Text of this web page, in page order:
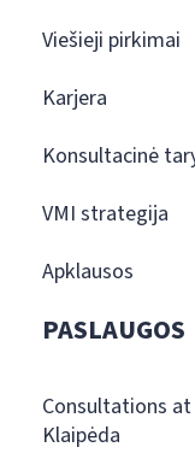
Viešieji pirkimai
Karjera
Konsultacinė
VMI strategija
Apklausos
PASLAUGOS
Consultations
Klaipėda